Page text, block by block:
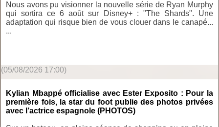
Nous avons pu visionner la nouvelle série de Ryan Murphy
qui sortira ce 6 août sur Disney+ : "The Shards". Une
adaptation qui risque bien de vous clouer dans le canapé...
...
(05/08/2026 17:00)
Kylian Mbappé officialise avec Ester Exposito : Pour la
première fois, la star du foot publie des photos privées
avec l’actrice espagnole (PHOTOS)